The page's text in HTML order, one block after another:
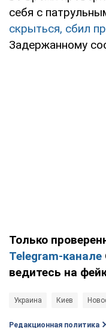
себя с
скрыться, сбил
Задержанному
Только
Telegram-канале
ведитесь на
Украина Киев
Редакционная политика